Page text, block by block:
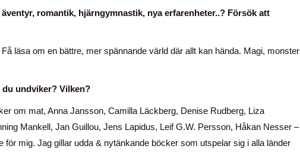
romantik, hjärngymnastik, nya erfarenheter..? Försök att
läsa om en bättre, mer spännande värld där allt kan hända. Magi, monster
undviker? Vilken?
om mat, Anna Jansson, Camilla Läckberg, Denise Rudberg, Liza
Mankell, Jan Guillou, Jens Lapidus, Leif G.W. Persson, Håkan Nesser –
för mig. Jag gillar udda & nytänkande böcker som utspelar sig i alla länder